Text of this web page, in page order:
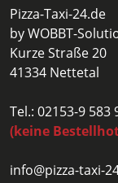
Pizza-Taxi-24.de
by WOBBT-
Kurze Straße 20
41334 Nettetal
Tel.: 02153-9 583
(keine
info@pizza-taxi-